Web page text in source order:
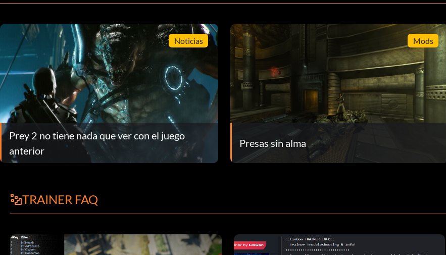
Noticias
Prey 2 no tiene nada que ver con el juego
anterior
Mods
Presas sin alma
TRAINER FAQ